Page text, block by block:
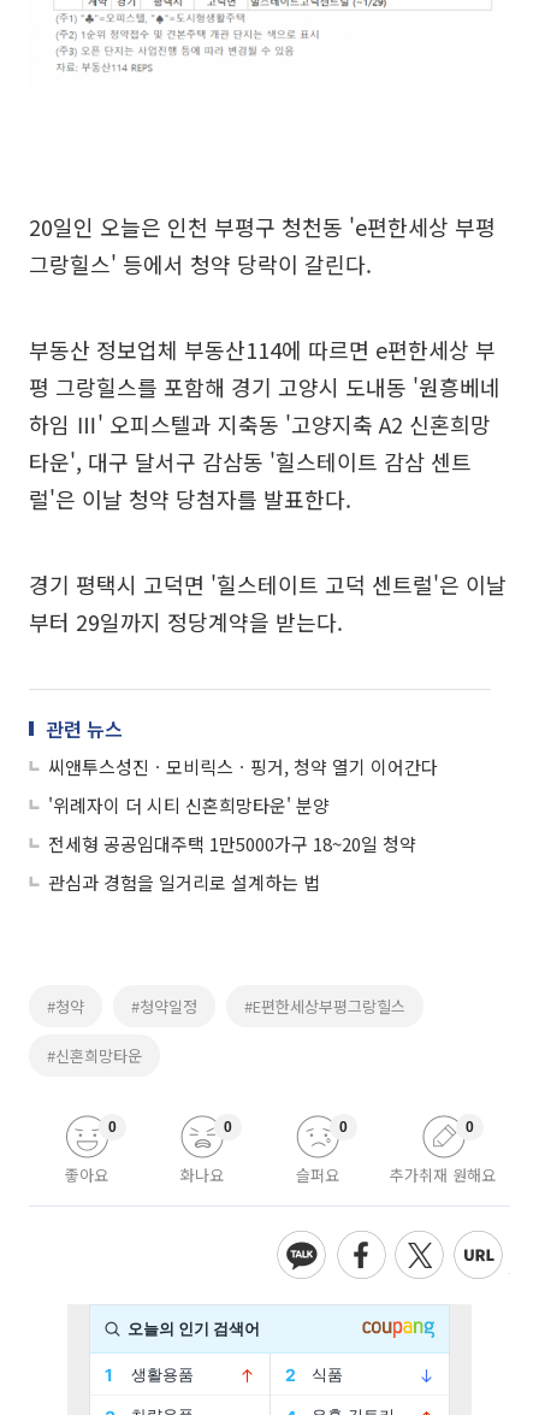
20일인 오늘은 인천 부평구 청천동 'e편한세상 부평
그랑힐스' 등에서 청약 당락이 갈린다.
부동산 정보업체 부동산114에 따르면 e편한세상 부
평 그랑힐스를 포함해 경기 고양시 도내동 '원흥베네
하임 Ⅲ' 오피스텔과 지축동 '고양지축 A2 신혼희망
타운', 대구 달서구 감삼동 '힐스테이트 감삼 센트
럴'은 이날 청약 당첨자를 발표한다.
경기 평택시 고덕면 '힐스테이트 고덕 센트럴'은 이날
부터 29일까지 정당계약을 받는다.
관련 뉴스
씨앤투스성진ㆍ모비릭스ㆍ핑거, 청약 열기 이어간다
'위례자이 더 시티 신혼희망타운' 분양
전세형 공공임대주택 1만5000가구 18~20일 청약
관심과 경험을 일거리로 설계하는 법
#청약 #청약일정 #E편한세상부평그랑힐스
#신혼희망타운
좋아요
0
화나요
0
슬퍼요
0
추가취재 원해요
0